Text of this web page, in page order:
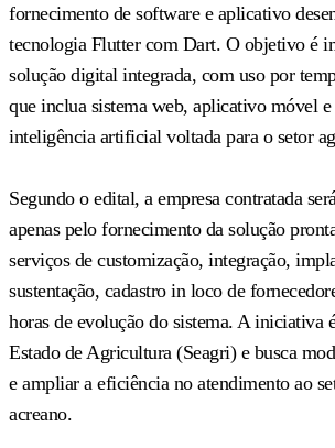
fornecimento de software e aplicativo
tecnologia Flutter com Dart. O objetivo é
solução digital integrada, com uso por
que inclua sistema web, aplicativo móvel e
inteligência artificial voltada para o setor
Segundo o edital, a empresa contratada
apenas pelo fornecimento da solução
serviços de customização, integração,
sustentação, cadastro in loco de
horas de evolução do sistema. A iniciativa
Estado de Agricultura (Seagri) e busca
e ampliar a eficiência no atendimento ao
acreano.